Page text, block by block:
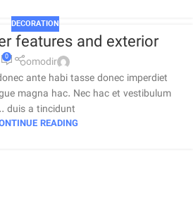
DECORATION
features and exterior
omodir
0
ante habi tasse donec imperdiet
magna hac. Nec hac et vestibulum
duis a tincidunt ...
READING